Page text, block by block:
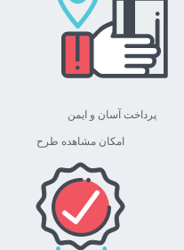
پرداخت آسان و ایمن
امکان مشاهده طرح